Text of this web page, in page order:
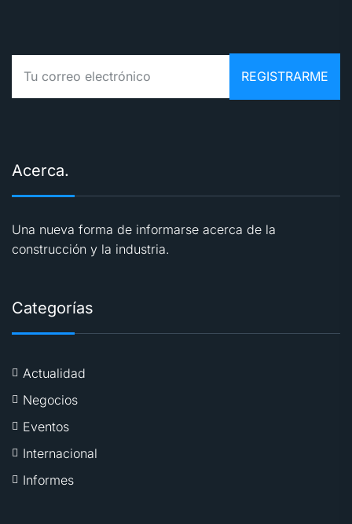
Acerca.
Una nueva forma de informarse acerca de la
construcción y la industria.
Categorías
Actualidad
Negocios
Eventos
Internacional
Informes